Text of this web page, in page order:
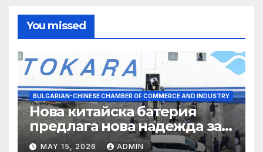
You missed
BULGARIAN-CHINESE CHAMBER OF COMMERCE AND INDUSTRY
Нова китайска батерия
предлага нова надежда за
съхранение на водород
MAY 15, 2026 ADMIN